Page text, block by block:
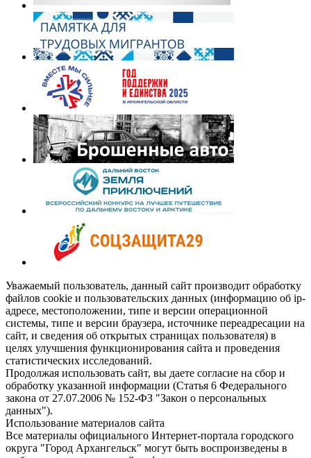
Уважаемый пользователь, данный сайт производит обработку
файлов cookie и пользовательских данных (информацию об ip-
адресе, местоположении, типе и версии операционной
системы, типе и версии браузера, источнике переадресации на
сайт, и сведения об открытых страницах пользователя) в
целях улучшения функционирования сайта и проведения
статистических исследований.
Продолжая использовать сайт, вы даете согласие на сбор и
обработку указанной информации (Статья 6 Федерального
закона от 27.07.2006 № 152-ФЗ "Закон о персональных
данных").
Использование материалов сайта
Все материалы официального Интернет-портала городского
округа "Город Архангельск" могут быть воспроизведены в